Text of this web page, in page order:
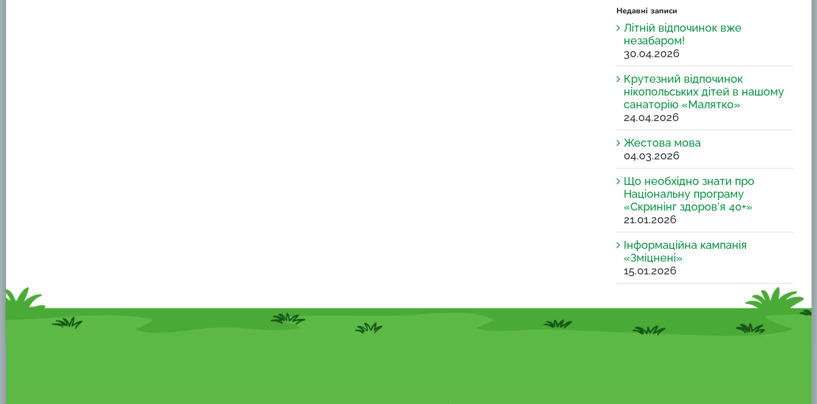
Недавні записи
Літній відпочинок вже
незабаром!
30.04.2026
Крутезний відпочинок
нікопольських дітей в нашому
санаторію «Малятко»
24.04.2026
Жестова мова
04.03.2026
Що необхідно знати про
Національну програму
«Скринінг здоров’я 40+»
21.01.2026
Інформаційна кампанія
«Зміцнені»
15.01.2026